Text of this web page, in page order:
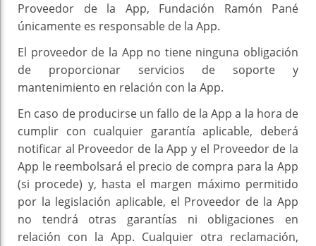
Proveedor de la App, Fundación Ramón Pané
únicamente es responsable de la App.
El proveedor de la App no tiene ninguna obligación
de proporcionar servicios de soporte y
mantenimiento en relación con la App.
En caso de producirse un fallo de la App a la hora de
cumplir con cualquier garantía aplicable, deberá
notificar al Proveedor de la App y el Proveedor de la
App le reembolsará el precio de compra para la App
(si procede) y, hasta el margen máximo permitido
por la legislación aplicable, el Proveedor de la App
no tendrá otras garantías ni obligaciones en
relación con la App. Cualquier otra reclamación,